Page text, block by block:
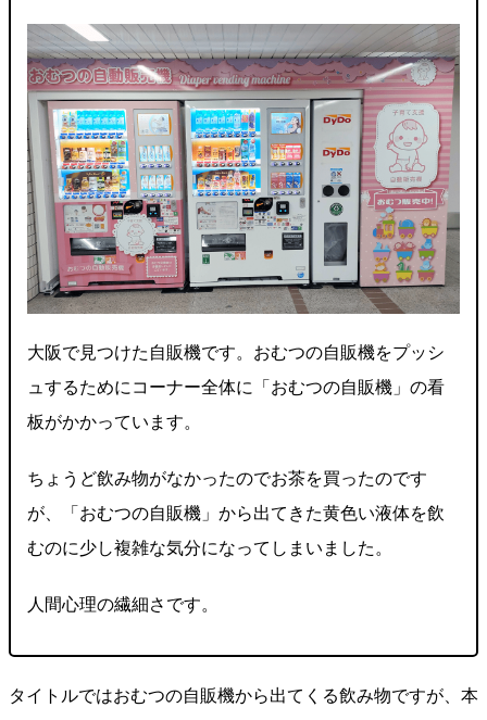
大阪で見つけた自販機です。おむつの自販機をプッシ
ュするためにコーナー全体に「おむつの自販機」の看
板がかかっています。
ちょうど飲み物がなかったのでお茶を買ったのです
が、「おむつの自販機」から出てきた黄色い液体を飲
むのに少し複雑な気分になってしまいました。
人間心理の繊細さです。
タイトルではおむつの自販機から出てくる飲み物ですが、本